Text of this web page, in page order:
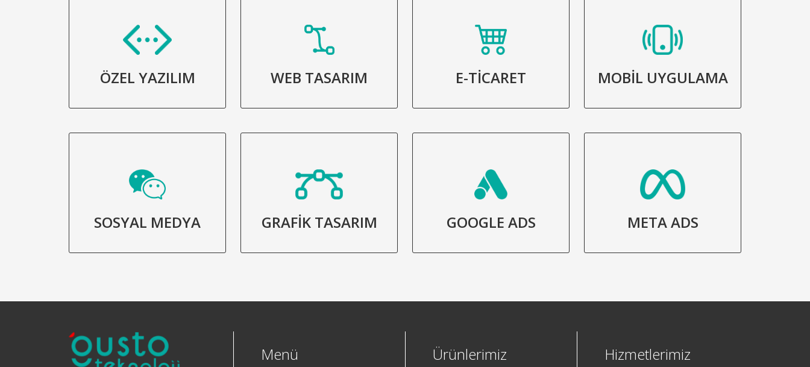
ÖZEL YAZILIM WEB TASARIM E-TİCARET MOBİL UYGULAMA
SOSYAL MEDYA GRAFİK TASARIM GOOGLE ADS META ADS
Menü Ürünlerimiz Hizmetlerimiz